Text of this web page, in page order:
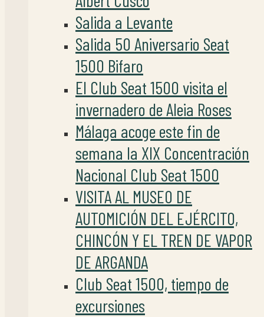
Salida a Levante
Salida 50 Aniversario Seat
1500 Bifaro
El Club Seat 1500 visita el
invernadero de Aleia Roses
Málaga acoge este fin de
semana la XIX Concentración
Nacional Club Seat 1500
VISITA AL MUSEO DE
AUTOMICIÓN DEL EJÉRCITO,
CHINCÓN Y EL TREN DE VAPOR
DE ARGANDA
Club Seat 1500, tiempo de
excursiones